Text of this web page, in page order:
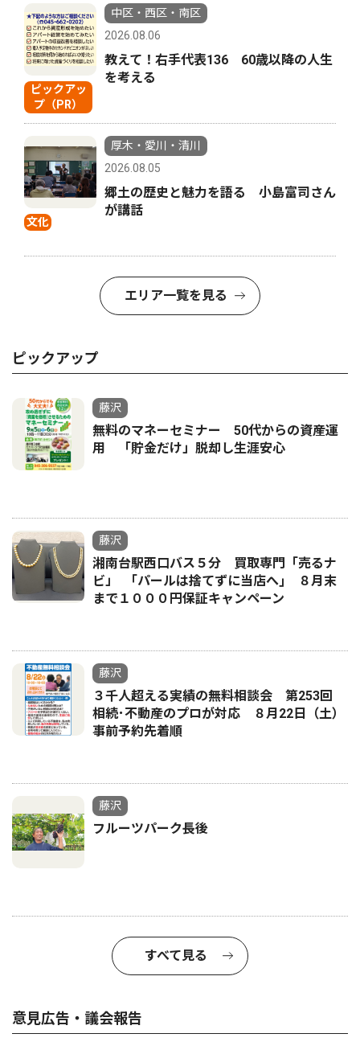
ピックアッ
プ（PR）
中区・西区・南区
2026.08.06
教えて！右手代表136 60歳以降の人生
を考える
文化
厚木・愛川・清川
2026.08.05
郷土の歴史と魅力を語る 小島富司さん
が講話
エリア一覧を見る
ピックアップ
藤沢
無料のマネーセミナー 50代からの資産運
用 「貯金だけ」脱却し生涯安心
藤沢
湘南台駅西口バス５分 買取専門「売るナ
ビ」 ｢パールは捨てずに当店へ｣ ８月末
まで１０００円保証キャンペーン
藤沢
３千人超える実績の無料相談会 第253回
相続･不動産のプロが対応 ８月22日（土）
事前予約先着順
藤沢
フルーツパーク長後
すべて見る
意見広告・議会報告